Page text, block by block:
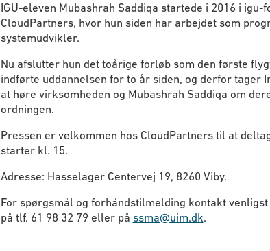
IGU-eleven Mubashrah Saddiqa startede i 2016 i igu-
CloudPartners, hvor hun siden har arbejdet som
systemudvikler.
Nu afslutter hun det toårige forløb som den første
indførte uddannelsen for to år siden, og derfor tager
at høre virksomheden og Mubashrah Saddiqa om
ordningen.
Pressen er velkommen hos CloudPartners til at
starter kl. 15.
Adresse: Hasselager Centervej 19, 8260 Viby.
For spørgsmål og forhåndstilmelding kontakt
på tlf. 61 98 32 79 eller på ssma@uim.dk.